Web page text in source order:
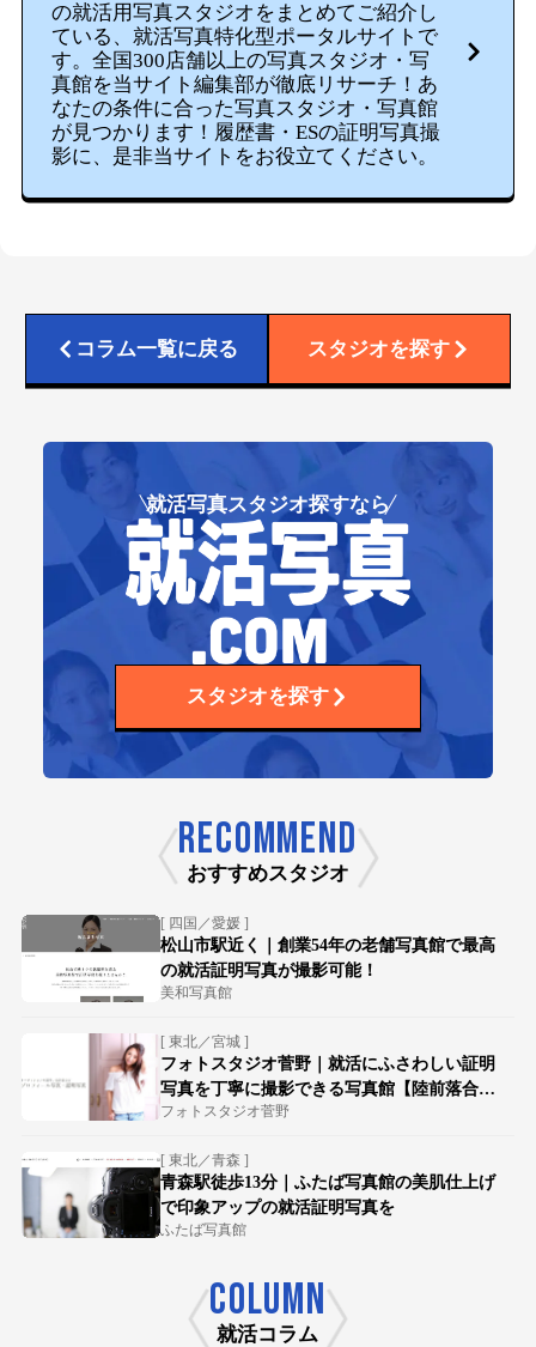
の就活用写真スタジオをまとめてご紹介し
ている、就活写真特化型ポータルサイトで
す。全国300店舗以上の写真スタジオ・写
真館を当サイト編集部が徹底リサーチ！あ
なたの条件に合った写真スタジオ・写真館
が見つかります！履歴書・ESの証明写真撮
影に、是非当サイトをお役立てください。
コラム一覧に戻る スタジオを探す
就活写真スタジオ探すなら
スタジオを探す
RECOMMEND
おすすめスタジオ
[ 四国／愛媛 ]
松山市駅近く｜創業54年の老舗写真館で最高
の就活証明写真が撮影可能！
美和写真館
[ 東北／宮城 ]
フォトスタジオ菅野｜就活にふさわしい証明
写真を丁寧に撮影できる写真館【陸前落合駅
徒歩15分】
フォトスタジオ菅野
[ 東北／青森 ]
青森駅徒歩13分｜ふたば写真館の美肌仕上げ
で印象アップの就活証明写真を
ふたば写真館
COLUMN
就活コラム